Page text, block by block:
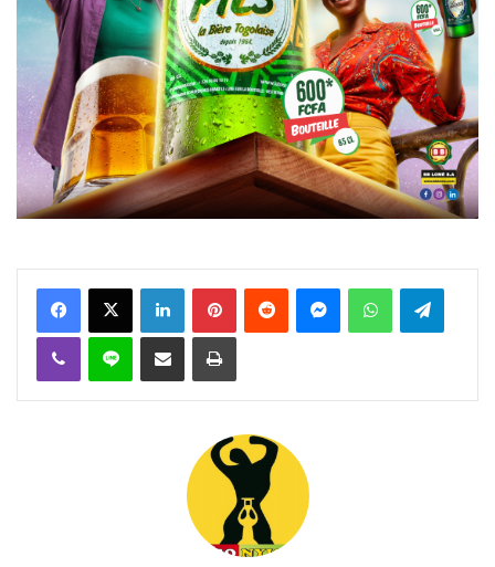
FacebookX Linkedin PinterestReddit MessengerWhatsAppTelegram
Viber Ligne Partager par email Imprimer